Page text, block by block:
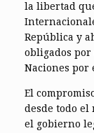
la libertad
República y
obligados por
Naciones por
El
desde todo
el gobierno